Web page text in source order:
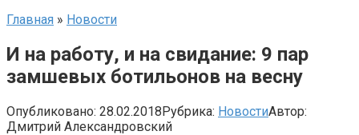
Главная » Новости
И на работу, и на свидание: 9 пар
замшевых ботильонов на весну
Опубликовано: 28.02.2018Рубрика: НовостиАвтор:
Дмитрий Александровский